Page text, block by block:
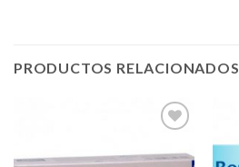
PRODUCTOS RELACIONADOS